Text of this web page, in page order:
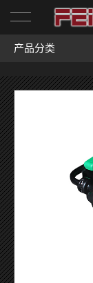
产品分类
首页
关于我们
新闻资讯